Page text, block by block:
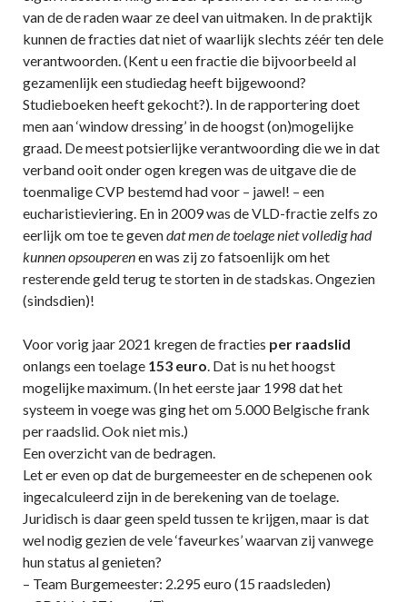
van de de raden waar ze deel van uitmaken. In de praktijk
kunnen de fracties dat niet of waarlijk slechts zéér ten dele
verantwoorden. (Kent u een fractie die bijvoorbeeld al
gezamenlijk een studiedag heeft bijgewoond?
Studieboeken heeft gekocht?). In de rapportering doet
men aan ‘window dressing’ in de hoogst (on)mogelijke
graad. De meest potsierlijke verantwoording die we in dat
verband ooit onder ogen kregen was de uitgave die de
toenmalige CVP bestemd had voor – jawel! – een
eucharistieviering. En in 2009 was de VLD-fractie zelfs zo
eerlijk om toe te gevendat men de toelage niet volledig had
kunnen opsouperenen was zij zo fatsoenlijk om het
resterende geld terug te storten in de stadskas. Ongezien
(sindsdien)!
Voor vorig jaar 2021 kregen de fracties per raadslid
onlangs een toelage 153 euro. Dat is nu het hoogst
mogelijke maximum. (In het eerste jaar 1998 dat het
systeem in voege was ging het om 5.000 Belgische frank
per raadslid. Ook niet mis.)
Een overzicht van de bedragen.
Let er even op dat de burgemeester en de schepenen ook
ingecalculeerd zijn in de berekening van de toelage.
Juridisch is daar geen speld tussen te krijgen, maar is dat
wel nodig gezien de vele ‘faveurkes’ waarvan zij vanwege
hun status al genieten?
– Team Burgemeester: 2.295 euro (15 raadsleden)